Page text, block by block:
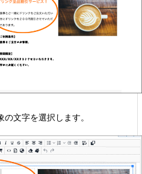
の文字を選択します。